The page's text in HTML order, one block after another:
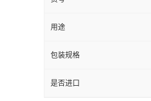
用途
包装规格
是否进口